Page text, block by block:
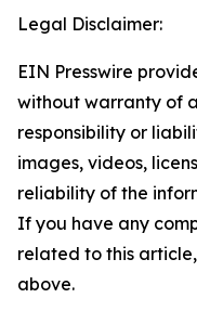
Legal Disclaimer:
EIN Presswire
without warranty of
responsibility or
images, videos,
reliability of the
If you have any
related to this
above.